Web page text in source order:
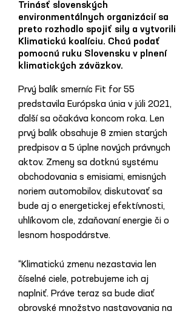
Trinásť slovenských
environmentálnych organizácií sa
preto rozhodlo spojiť sily a vytvorili
Klimatickú koalíciu. Chcú podať
pomocnú ruku Slovensku v plnení
klimatických záväzkov.
Prvý balík smerníc Fit for 55
predstavila Európska únia v júli 2021,
ďalší sa očakáva koncom roka. Len
prvý balík obsahuje 8 zmien starých
predpisov a 5 úplne nových právnych
aktov. Zmeny sa dotknú systému
obchodovania s emisiami, emisných
noriem automobilov, diskutovať sa
bude aj o energetickej efektívnosti,
uhlíkovom cle, zdaňovaní energie či o
lesnom hospodárstve.
“Klimatickú zmenu nezastavia len
číselné ciele, potrebujeme ich aj
naplniť. Práve teraz sa bude diať
obrovské množstvo nastavovania na